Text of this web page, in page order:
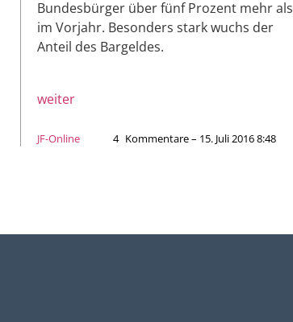
Bundesbürger über fünf Prozent mehr als
im Vorjahr. Besonders stark wuchs der
Anteil des Bargeldes.
weiter
JF-Online 4 Kommentare – 15. Juli 2016 8:48